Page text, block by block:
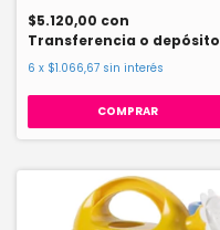
$5.120,00 con
Transferencia o depósito
6 x $1.066,67 sin interés